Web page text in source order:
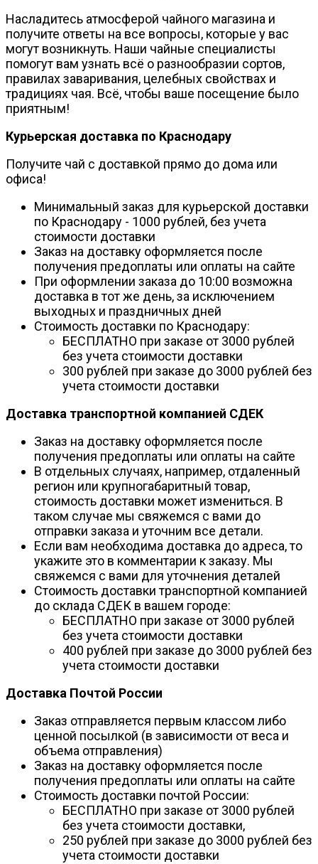
Насладитесь атмосферой чайного магазина и
получите ответы на все вопросы, которые у вас
могут возникнуть. Наши чайные специалисты
помогут вам узнать всё о разнообразии сортов,
правилах заваривания, целебных свойствах и
традициях чая. Всё, чтобы ваше посещение было
приятным!
Курьерская доставка по Краснодару
Получите чай с доставкой прямо до дома или
офиса!
Минимальный заказ для курьерской доставки
по Краснодару - 1000 рублей, без учета
стоимости доставки
Заказ на доставку оформляется после
получения предоплаты или оплаты на сайте
При оформлении заказа до 10:00 возможна
доставка в тот же день, за исключением
выходных и праздничных дней
Стоимость доставки по Краснодару:
БЕСПЛАТНО при заказе от 3000 рублей
без учета стоимости доставки
300 рублей при заказе до 3000 рублей без
учета стоимости доставки
Доставка транспортной компанией СДЕК
Заказ на доставку оформляется после
получения предоплаты или оплаты на сайте
В отдельных случаях, например, отдаленный
регион или крупногабаритный товар,
стоимость доставки может измениться. В
таком случае мы свяжемся с вами до
отправки заказа и уточним все детали.
Если вам необходима доставка до адреса, то
укажите это в комментарии к заказу. Мы
свяжемся с вами для уточнения деталей
Стоимость доставки транспортной компанией
до склада СДЕК в вашем городе:
БЕСПЛАТНО при заказе от 3000 рублей
без учета стоимости доставки
400 рублей при заказе до 3000 рублей без
учета стоимости доставки
Доставка Почтой России
Заказ отправляется первым классом либо
ценной посылкой (в зависимости от веса и
объема отправления)
Заказ на доставку оформляется после
получения предоплаты или оплаты на сайте
Стоимость доставки почтой России:
БЕСПЛАТНО при заказе от 3000 рублей
без учета стоимости доставки,
250 рублей при заказе до 3000 рублей без
учета стоимости доставки